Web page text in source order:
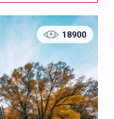
18900